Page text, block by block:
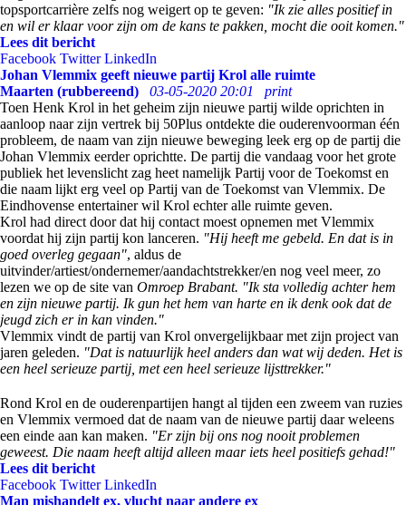
topsportcarrière zelfs nog weigert op te geven: "Ik zie alles positief in
en wil er klaar voor zijn om de kans te pakken, mocht die ooit komen."
Lees dit bericht
Facebook Twitter LinkedIn
Johan Vlemmix geeft nieuwe partij Krol alle ruimte
Maarten (rubbereend)
03-05-2020 20:01
print
Toen Henk Krol in het geheim zijn nieuwe partij wilde oprichten in
aanloop naar zijn vertrek bij 50Plus ontdekte die ouderenvoorman één
probleem, de naam van zijn nieuwe beweging leek erg op de partij die
Johan Vlemmix eerder oprichtte. De partij die vandaag voor het grote
publiek het levenslicht zag heet namelijk Partij voor de Toekomst en
die naam lijkt erg veel op Partij van de Toekomst van Vlemmix. De
Eindhovense entertainer wil Krol echter alle ruimte geven.
Krol had direct door dat hij contact moest opnemen met Vlemmix
voordat hij zijn partij kon lanceren. "Hij heeft me gebeld. En dat is in
goed overleg gegaan", aldus de
uitvinder/artiest/ondernemer/aandachtstrekker/en nog veel meer, zo
lezen we op de site van Omroep Brabant. "Ik sta volledig achter hem
en zijn nieuwe partij. Ik gun het hem van harte en ik denk ook dat de
jeugd zich er in kan vinden."
Vlemmix vindt de partij van Krol onvergelijkbaar met zijn project van
jaren geleden. "Dat is natuurlijk heel anders dan wat wij deden. Het is
een heel serieuze partij, met een heel serieuze lijsttrekker."
Rond Krol en de ouderenpartijen hangt al tijden een zweem van ruzies
en Vlemmix vermoed dat de naam van de nieuwe partij daar weleens
een einde aan kan maken. "Er zijn bij ons nog nooit problemen
geweest. Die naam heeft altijd alleen maar iets heel positiefs gehad!"
Lees dit bericht
Facebook Twitter LinkedIn
Man mishandelt ex, vlucht naar andere ex